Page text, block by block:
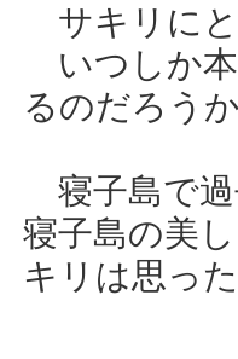
サキリにと
いつしか本
るのだろう
寝子島で過
寝子島の美
キリは思っ